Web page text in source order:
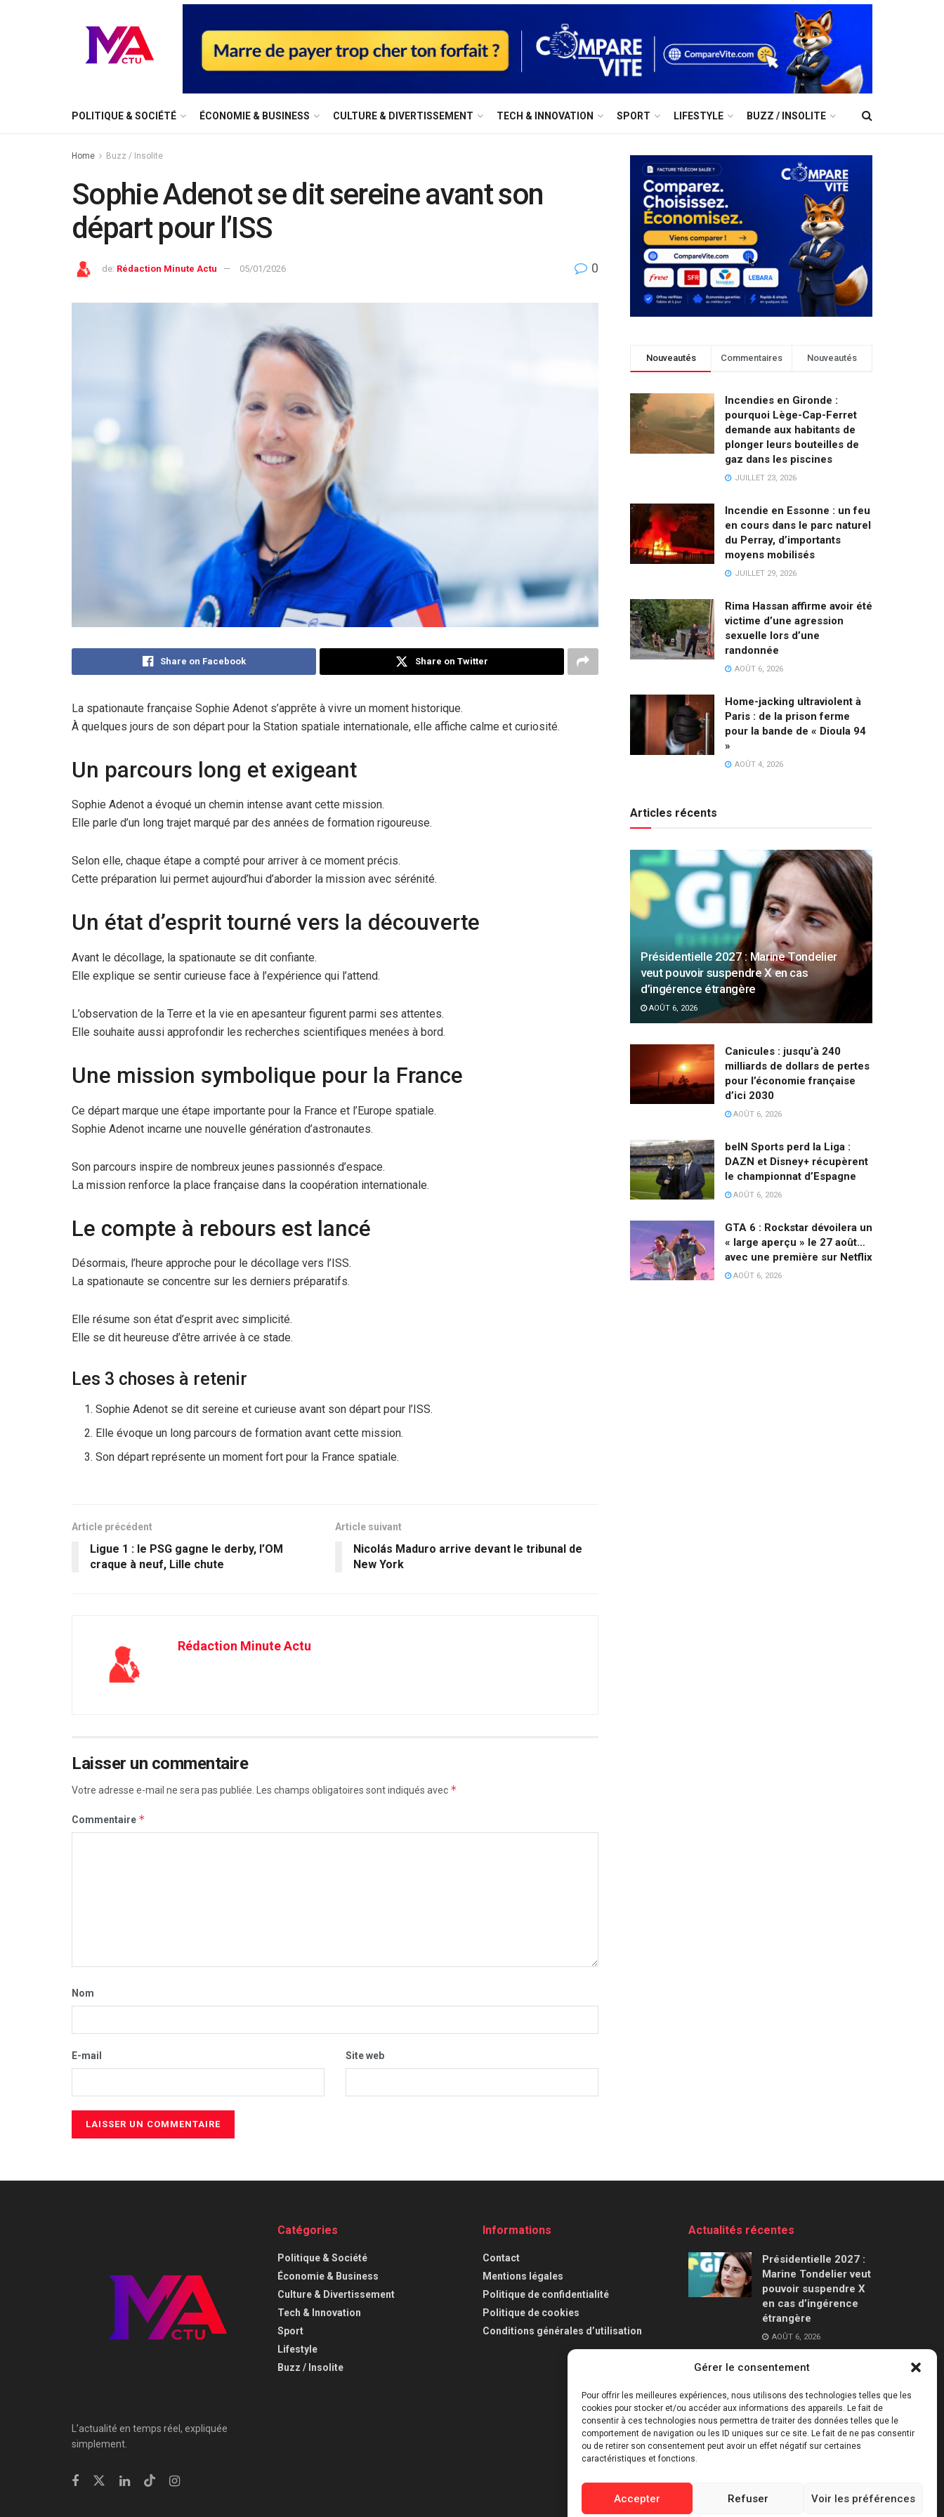
Gérer le consentement
Pour offrir les meilleures expériences, nous utilisons des technologies telles que les
cookies pour stocker et/ou accéder aux informations des appareils. Le fait de
consentir à ces technologies nous permettra de traiter des données telles que le
comportement de navigation ou les ID uniques sur ce site. Le fait de ne pas consentir
ou de retirer son consentement peut avoir un effet négatif sur certaines
caractéristiques et fonctions.
Accepter Refuser Voir les préférences
⁠POLITIQUE & SOCIÉTÉ ÉCONOMIE & BUSINESS ⁠CULTURE & DIVERTISSEMENT ⁠TECH & INNOVATION SPORT LIFESTYLE BUZZ / INSOLITE
Home Buzz / Insolite
Sophie Adenot se dit sereine avant son
départ pour l’ISS
de: Rédaction Minute Actu 05/01/2026 0
Share on Facebook Share on Twitter
La spationaute française Sophie Adenot s’apprête à vivre un moment historique.
À quelques jours de son départ pour la Station spatiale internationale, elle affiche calme et curiosité.
Un parcours long et exigeant
Sophie Adenot a évoqué un chemin intense avant cette mission.
Elle parle d’un long trajet marqué par des années de formation rigoureuse.
Selon elle, chaque étape a compté pour arriver à ce moment précis.
Cette préparation lui permet aujourd’hui d’aborder la mission avec sérénité.
Un état d’esprit tourné vers la découverte
Avant le décollage, la spationaute se dit confiante.
Elle explique se sentir curieuse face à l’expérience qui l’attend.
L’observation de la Terre et la vie en apesanteur figurent parmi ses attentes.
Elle souhaite aussi approfondir les recherches scientifiques menées à bord.
Une mission symbolique pour la France
Ce départ marque une étape importante pour la France et l’Europe spatiale.
Sophie Adenot incarne une nouvelle génération d’astronautes.
Son parcours inspire de nombreux jeunes passionnés d’espace.
La mission renforce la place française dans la coopération internationale.
Le compte à rebours est lancé
Désormais, l’heure approche pour le décollage vers l’ISS.
La spationaute se concentre sur les derniers préparatifs.
Elle résume son état d’esprit avec simplicité.
Elle se dit heureuse d’être arrivée à ce stade.
Les 3 choses à retenir
Sophie Adenot se dit sereine et curieuse avant son départ pour l’ISS.
Elle évoque un long parcours de formation avant cette mission.
Son départ représente un moment fort pour la France spatiale.
Article précédent
Ligue 1 : le PSG gagne le derby, l’OM
craque à neuf, Lille chute
Article suivant
Nicolás Maduro arrive devant le tribunal de
New York
Rédaction Minute Actu
Laisser un commentaire
Votre adresse e-mail ne sera pas publiée. Les champs obligatoires sont indiqués avec *
Commentaire *
Nom
E-mail Site web
Nouveautés Commentaires Nouveautés
Incendies en Gironde :
pourquoi Lège-Cap-Ferret
demande aux habitants de
plonger leurs bouteilles de
gaz dans les piscines
JUILLET 23, 2026
Incendie en Essonne : un feu
en cours dans le parc naturel
du Perray, d’importants
moyens mobilisés
JUILLET 29, 2026
Rima Hassan affirme avoir été
victime d’une agression
sexuelle lors d’une
randonnée
AOÛT 6, 2026
Home-jacking ultraviolent à
Paris : de la prison ferme
pour la bande de « Dioula 94
»
AOÛT 4, 2026
Articles récents
Présidentielle 2027 : Marine Tondelier
veut pouvoir suspendre X en cas
d’ingérence étrangère
AOÛT 6, 2026
Canicules : jusqu’à 240
milliards de dollars de pertes
pour l’économie française
d’ici 2030
AOÛT 6, 2026
beIN Sports perd la Liga :
DAZN et Disney+ récupèrent
le championnat d’Espagne
AOÛT 6, 2026
GTA 6 : Rockstar dévoilera un
« large aperçu » le 27 août…
avec une première sur Netflix
AOÛT 6, 2026
L’actualité en temps réel, expliquée
simplement.
Catégories
⁠Politique & Société
Économie & Business
⁠Culture & Divertissement
⁠Tech & Innovation
Sport
Lifestyle
Buzz / Insolite
Informations
Contact
Mentions légales
Politique de confidentialité
Politique de cookies
Conditions générales d’utilisation
Actualités récentes
Présidentielle 2027 :
Marine Tondelier veut
pouvoir suspendre X
en cas d’ingérence
étrangère
AOÛT 6, 2026
Canicules : jusqu’à
dollars de pertes pour
l’économie française
d’ici 2030
AOÛT 6, 2026